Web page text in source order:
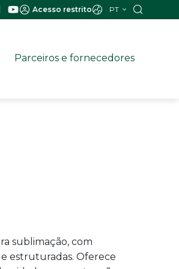
Acesso restrito PT
Parceiros e fornecedores
sublimação, com
estruturadas. Oferece